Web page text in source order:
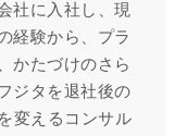
社に入社し、現
経験から、プラ
かたづけのさら
ジタを退社後の
変えるコンサル